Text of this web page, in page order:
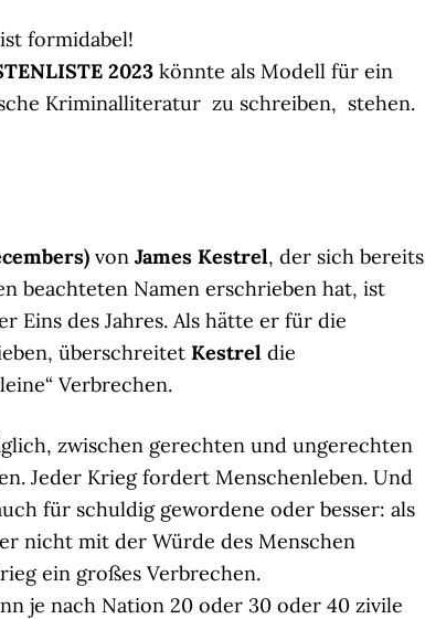
formidabel!
2023 könnte als Modell für ein
Kriminalliteratur zu schreiben, stehen.
von James Kestrel, der sich bereits
beachteten Namen erschrieben hat, ist
Eins des Jahres. Als hätte er für die
überschreitet Kestrel die
Verbrechen.
zwischen gerechten und ungerechten
Jeder Krieg fordert Menschenleben. Und
für schuldig gewordene oder besser: als
nicht mit der Würde des Menschen
ein großes Verbrechen.
je nach Nation 20 oder 30 oder 40 zivile